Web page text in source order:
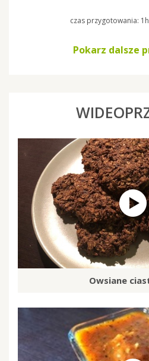
czas przygotowania: 1h
Pokarz dalsze
Owsiane